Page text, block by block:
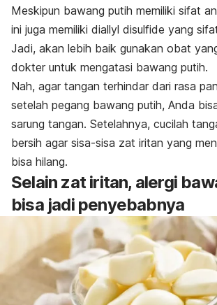
Meskipun bawang putih memiliki sifat
ini juga memiliki diallyl disulfide yang
Jadi, akan lebih baik gunakan obat
dokter untuk mengatasi bawang putih.
Nah, agar tangan terhindar dari rasa
setelah pegang bawang putih, Anda
sarung tangan. Setelahnya, cucilah
bersih agar sisa-sisa zat iritan yang
bisa hilang.
Selain zat iritan, alergi
bisa jadi penyebabnya